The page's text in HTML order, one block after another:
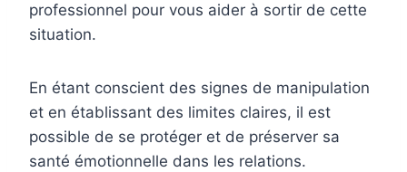
professionnel pour vous aider à sortir de cette
situation.
En étant conscient des signes de manipulation
et en établissant des limites claires, il est
possible de se protéger et de préserver sa
santé émotionnelle dans les relations.